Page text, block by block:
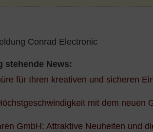
Conrad Electronic
stehende News:
für Ihren kreativen und sicheren
mit dem neuen
GmbH: Attraktive Neuheiten und